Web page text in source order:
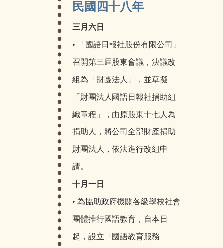
民國四十八年
三月六日
• 「國語日報社股份有限公司」
召開第三屆股東會議，決議改
組為「財團法人」，並草擬
「財團法人國語日報社捐助組
織章程」，由原股東十七人為
捐助人，將公司全部財產捐助
財團法人，依法進行改組申
請。
十月一日
• 為協助政府機關各級學校社會
團體推行國語教育，自本日
起，設立「國語教育服務